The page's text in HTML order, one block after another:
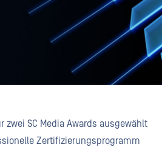
zwei SC Media Awards ausgewählt
Zertifizierungsprogramm